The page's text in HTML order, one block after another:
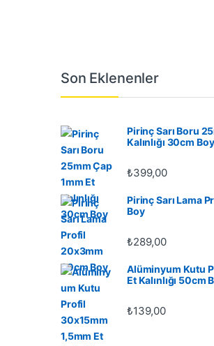
Son Eklenenler
Pirinç Sarı Boru
Kalınlığı 30cm Boy
₺399,00
Pirinç Sarı Lama
Boy
₺289,00
Alüminyum Kutu
Et Kalınlığı 50cm
₺139,00